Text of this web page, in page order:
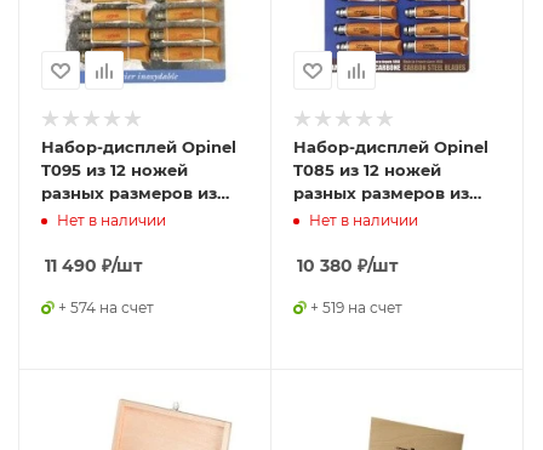
Набор-дисплей Opinel
T095 из 12 ножей
разных размеров из
нержав стали, 000938
Нет в наличии
11 490 ₽/шт
+ 574 на счет
Набор-дисплей Opinel
T085 из 12 ножей
разных размеров из
углеродистой стали,
Нет в наличии
10 380 ₽/шт
+ 519 на счет